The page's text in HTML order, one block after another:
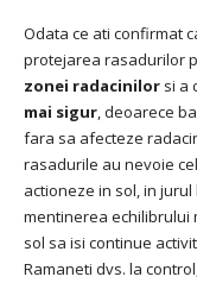
Odata ce ati confirmat
protejarea rasadurilor
zonei radacinilor si a
mai sigur, deoarece
fara sa afecteze
rasadurile au nevoie
actioneze in sol, in jurul
mentinerea echilibrului
sol sa isi continue
Ramaneti dvs. la